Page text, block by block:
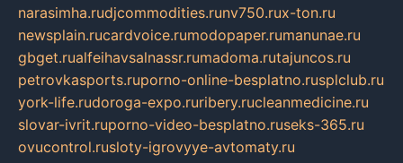
narasimha.rudjcommodities.runv750.rux-ton.ru
newsplain.rucardvoice.rumodopaper.rumanunae.ru
gbget.rualfeihavsalnassr.rumadoma.rutajuncos.ru
petrovkasports.ruporno-online-besplatno.rusplclub.ru
york-life.rudoroga-expo.ruribery.rucleanmedicine.ru
slovar-ivrit.ruporno-video-besplatno.ruseks-365.ru
ovucontrol.rusloty-igrovyye-avtomaty.ru